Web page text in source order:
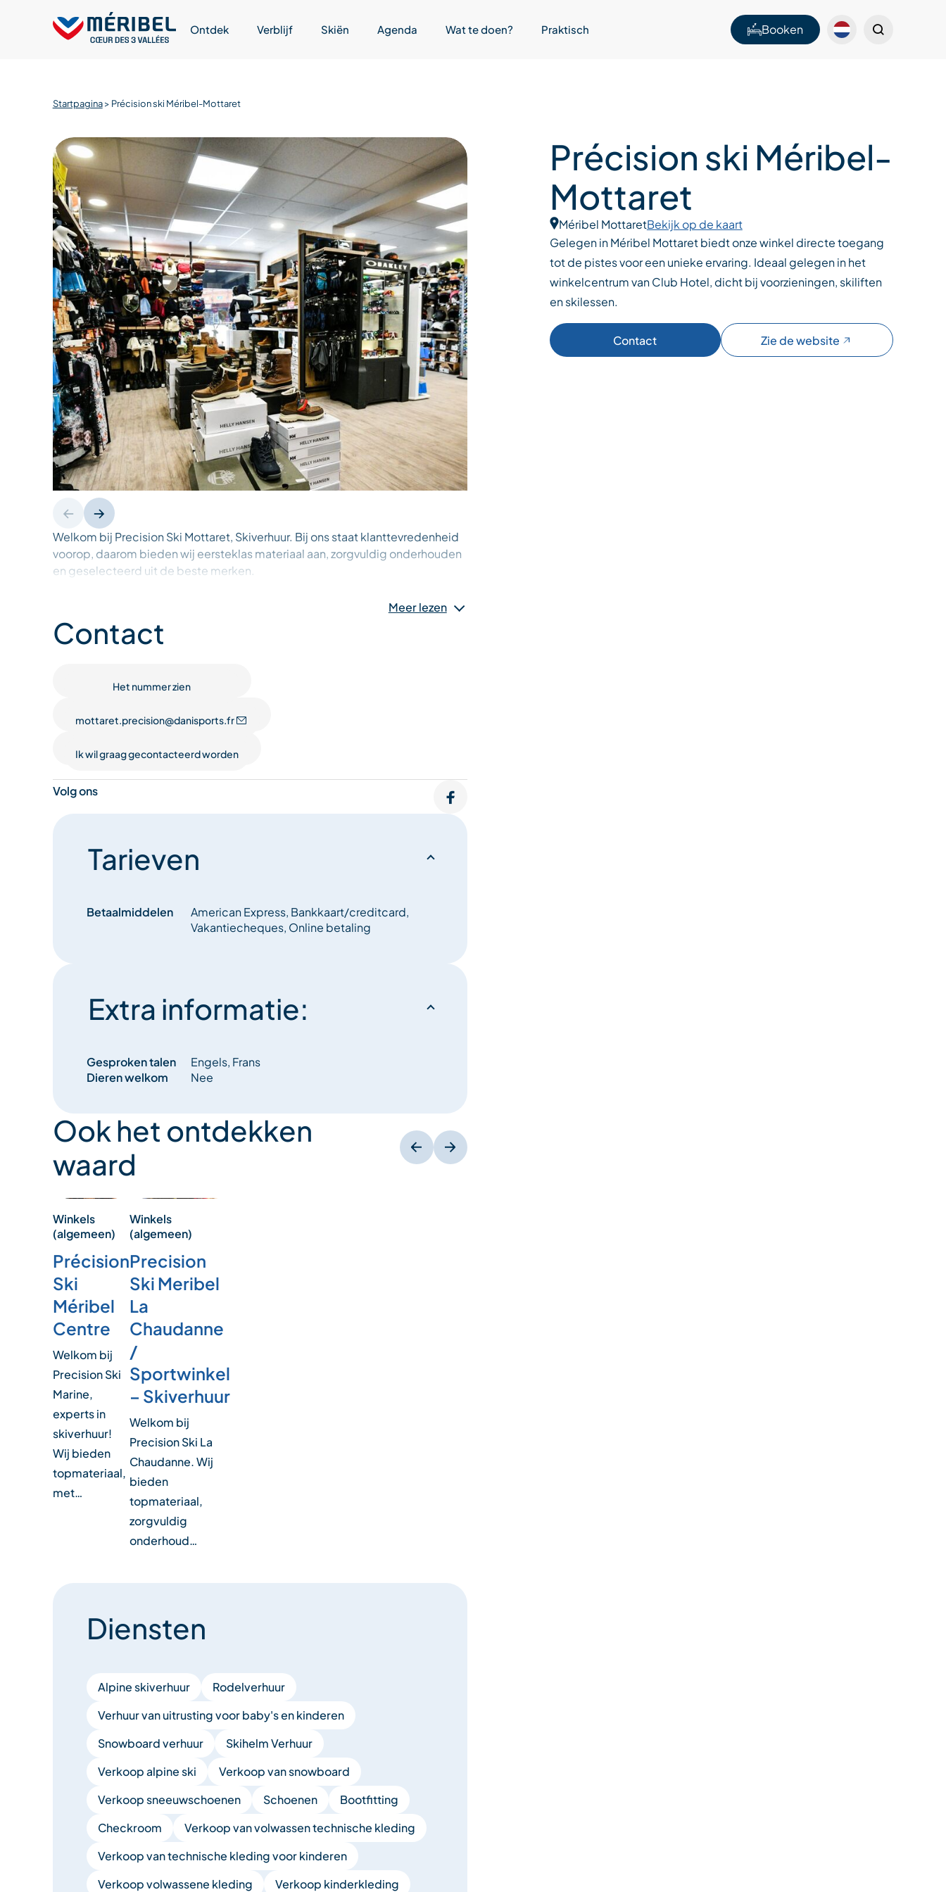
Ontdek Verblijf Skiën Agenda Wat te doen? Praktisch Booken
Startpagina> Précision ski Méribel-Mottaret
Welkom bij Precision Ski Mottaret, Skiverhuur. Bij ons staat klanttevredenheid
voorop, daarom bieden wij eersteklas materiaal aan, zorgvuldig onderhouden
en geselecteerd uit de beste merken.
Ons toegewijde team biedt ook verschillende diensten aan om uw verblijf
zorgeloos te maken: de fast pass om wachttijden op drukke dagen te
vermijden, een opslagservice en professionele onderhoudsdiensten zodat u
U vindt ook een ruime keuze aan kleding en accessoires te koop
Meer lezen
Contact
Het nummer zien
mottaret.precision@danisports.fr
Ik wil graag gecontacteerd worden
Volg ons
Tarieven
Betaalmiddelen
American Express, Bankkaart/creditcard,
Vakantiecheques, Online betaling
Extra informatie:
Gesproken talen
Engels, Frans
Dieren welkom
Nee
Ook het ontdekken
waard
Winkels
(algemeen)
Précision
Ski
Méribel
Centre
Welkom bij
Precision Ski
Marine,
experts in
skiverhuur!
Wij bieden
topmateriaal,
met…
Winkels
(algemeen)
Precision
Ski Meribel
La
Chaudanne
/
Sportwinkel
– Skiverhuur
Welkom bij
Precision Ski La
Chaudanne. Wij
bieden
topmateriaal,
zorgvuldig
onderhoud…
Diensten
Alpine skiverhuur
Rodelverhuur
Verhuur van uitrusting voor baby's en kinderen
Snowboard verhuur
Skihelm Verhuur
Verkoop alpine ski
Verkoop van snowboard
Verkoop sneeuwschoenen
Schoenen
Bootfitting
Checkroom
Verkoop van volwassen technische kleding
Verkoop van technische kleding voor kinderen
Verkoop volwassene kleding
Verkoop kinderkleding
Précision ski Méribel-
Mottaret
Méribel MottaretBekijk op de kaart
Gelegen in Méribel Mottaret biedt onze winkel directe toegang
tot de pistes voor een unieke ervaring. Ideaal gelegen in het
winkelcentrum van Club Hotel, dicht bij voorzieningen, skiliften
en skilessen.
Contact Zie de website